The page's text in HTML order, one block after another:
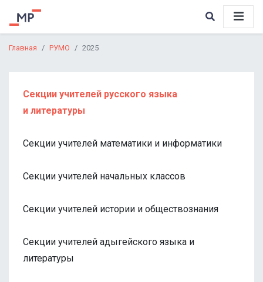
Главная РУМО 2025
Секции учителей русского языка
и литературы
Секции учителей математики и информатики
Секции учителей начальных классов
Секции учителей истории и обществознания
Секции учителей адыгейского языка и
литературы